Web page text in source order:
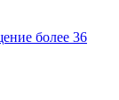
более 36